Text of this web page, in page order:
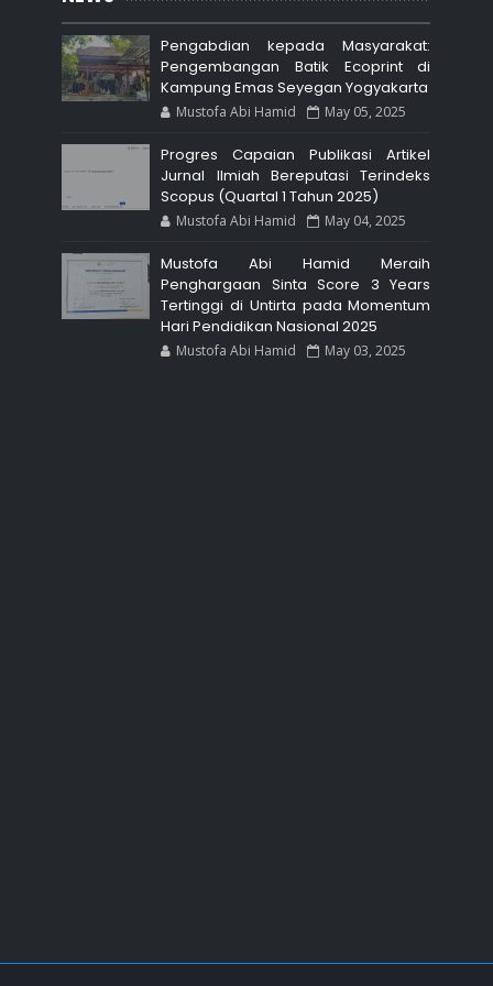
Pengabdian kepada Masyarakat:
Pengembangan Batik Ecoprint di
Kampung Emas Seyegan Yogyakarta
Mustofa Abi Hamid May 05, 2025
Progres Capaian Publikasi Artikel
Jurnal Ilmiah Bereputasi Terindeks
Scopus (Quartal 1 Tahun 2025)
Mustofa Abi Hamid May 04, 2025
Mustofa Abi Hamid Meraih
Penghargaan Sinta Score 3 Years
Tertinggi di Untirta pada Momentum
Hari Pendidikan Nasional 2025
Mustofa Abi Hamid May 03, 2025